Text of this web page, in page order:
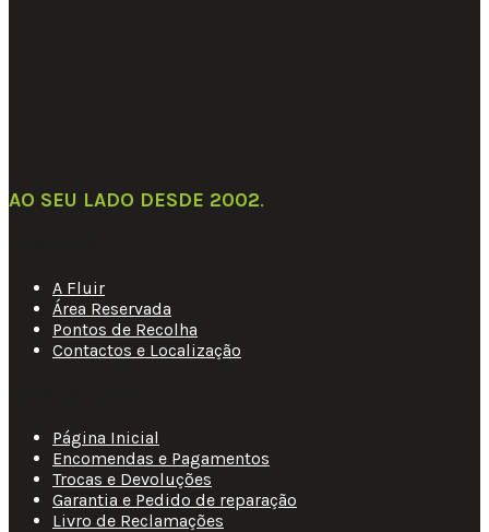
AO SEU LADO DESDE 2002.
A Fluir
Área Reservada
Pontos de Recolha
Contactos e Localização
Página Inicial
Encomendas e Pagamentos
Trocas e Devoluções
Garantia e Pedido de reparação
Livro de Reclamações